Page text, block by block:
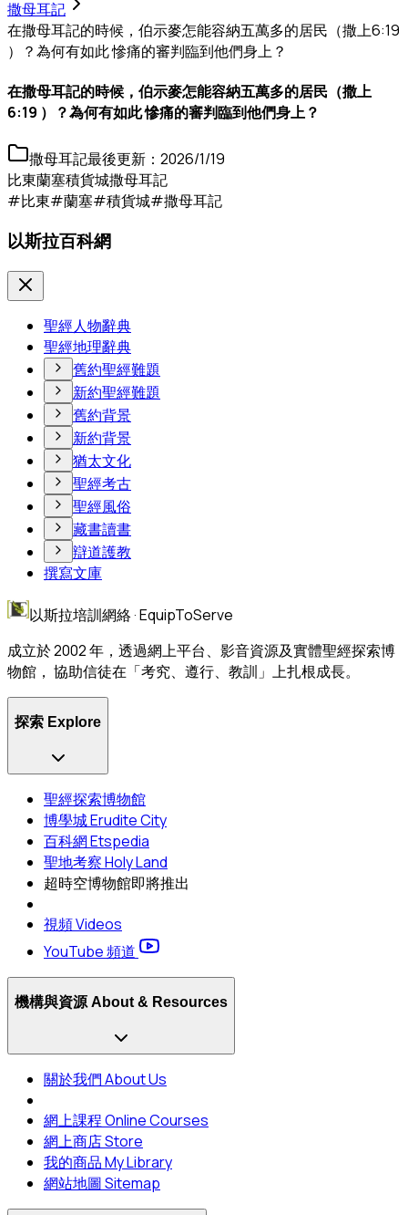
撒母耳記
在撒母耳記的時候，伯示麥怎能容納五萬多的居民（撒上6:19
）？為何有如此 慘痛的審判臨到他們身上？
在撒母耳記的時候，伯示麥怎能容納五萬多的居民（撒上
6:19 ）？為何有如此 慘痛的審判臨到他們身上？
撒母耳記最後更新： 2026/1/19
比東蘭塞積貨城撒母耳記
#比東#蘭塞#積貨城#撒母耳記
以斯拉百科網
聖經人物辭典
聖經地理辭典
舊約聖經難題
新約聖經難題
舊約背景
新約背景
猶太文化
聖經考古
聖經風俗
藏書讀書
辯道護教
撰寫文庫
以斯拉培訓網絡 · EquipToServe
成立於 2002 年，透過網上平台、影音資源及實體聖經探索博
物館， 協助信徒在「考究、遵行、教訓」上扎根成長。
探索 Explore
聖經探索博物館
博學城 Erudite City
百科網 Etspedia
聖地考察 Holy Land
超時空博物館即將推出
視頻 Videos
YouTube 頻道
機構與資源 About & Resources
關於我們 About Us
網上課程 Online Courses
網上商店 Store
我的商品 My Library
網站地圖 Sitemap